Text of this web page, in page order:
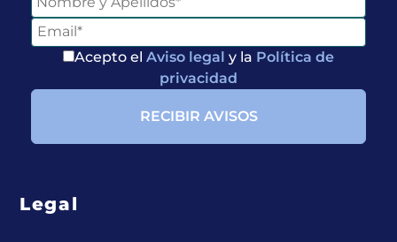
Acepto el Aviso legal y la Política de
privacidad
Legal